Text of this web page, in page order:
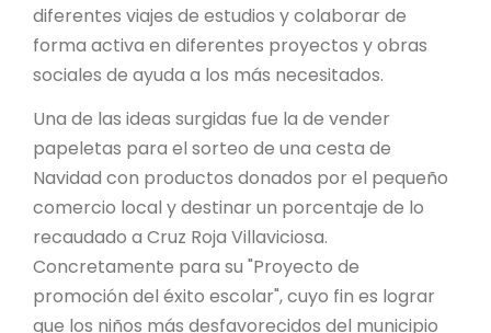
diferentes viajes de estudios y colaborar de
forma activa en diferentes proyectos y obras
sociales de ayuda a los más necesitados.
Una de las ideas surgidas fue la de vender
papeletas para el sorteo de una cesta de
Navidad con productos donados por el pequeño
comercio local y destinar un porcentaje de lo
recaudado a Cruz Roja Villaviciosa.
Concretamente para su "Proyecto de
promoción del éxito escolar", cuyo fin es lograr
que los niños más desfavorecidos del municipio